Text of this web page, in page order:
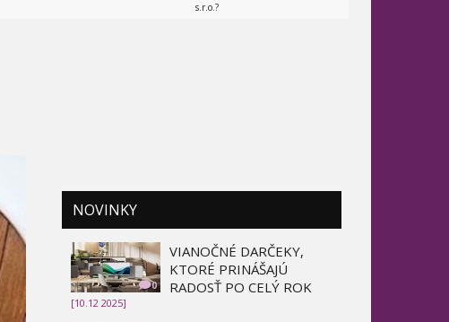
s.r.o.?
NOVINKY
0
VIANOČNÉ DARČEKY,
KTORÉ PRINÁŠAJÚ
RADOSŤ PO CELÝ ROK
[10.12 2025]